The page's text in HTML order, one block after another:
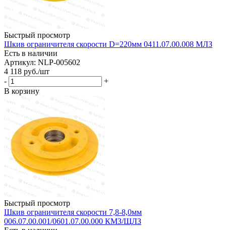
Быстрый просмотр
Шкив ограничителя скорости D=220мм 0411.07.00.008 МЛЗ
Есть в наличии
Артикул: NLP-005602
4 118 руб./шт
-
+
В корзину
Быстрый просмотр
Шкив ограничителя скорости 7,8-8,0мм
006.07.00.001/0601.07.00.000 КМЗ/ЩЛЗ